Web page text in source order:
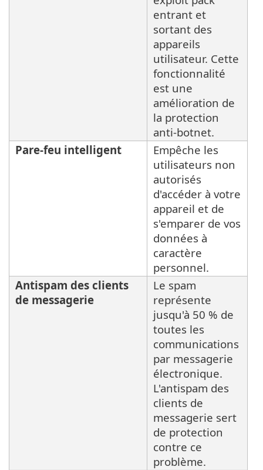
entrant et
sortant des
appareils
utilisateur. Cette
fonctionnalité
est une
amélioration de
la protection
anti-botnet.
Pare-feu intelligent
Empêche les
utilisateurs non
autorisés
d'accéder à votre
appareil et de
s'emparer de vos
données à
caractère
personnel.
Antispam des clients
de messagerie
Le spam
représente
jusqu'à 50 % de
toutes les
communications
par messagerie
électronique.
L'antispam des
clients de
messagerie sert
de protection
contre ce
problème.